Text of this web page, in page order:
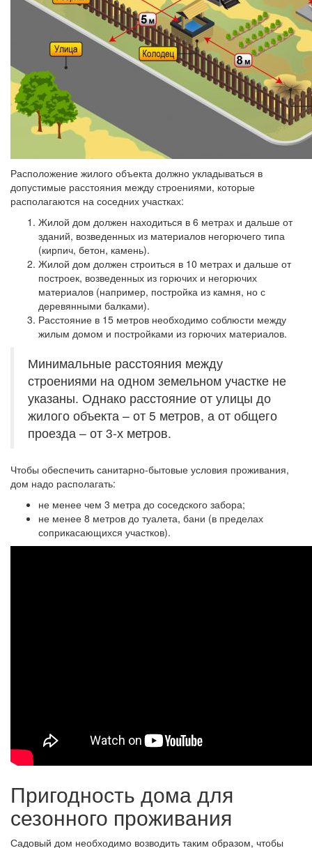
Расположение жилого объекта должно укладываться в
допустимые расстояния между строениями, которые
располагаются на соседних участках:
Жилой дом должен находиться в 6 метрах и дальше от
зданий, возведенных из материалов негорючего типа
(кирпич, бетон, камень).
Жилой дом должен строиться в 10 метрах и дальше от
построек, возведенных из горючих и негорючих
материалов (например, постройка из камня, но с
деревянными балками).
Расстояние в 15 метров необходимо соблюсти между
жилым домом и постройками из горючих материалов.
Минимальные расстояния между
строениями на одном земельном участке не
указаны. Однако расстояние от улицы до
жилого объекта – от 5 метров, а от общего
проезда – от 3-х метров.
Чтобы обеспечить санитарно-бытовые условия проживания,
дом надо располагать:
не менее чем 3 метра до соседского забора;
не менее 8 метров до туалета, бани (в пределах
соприкасающихся участков).
Пригодность дома для
сезонного проживания
Садовый дом необходимо возводить таким образом, чтобы